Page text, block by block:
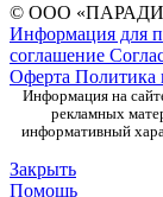
© ООО
Информация для
соглашение
Оферта Политика
Информация на
рекламных
информативный
Закрыть
Помощь